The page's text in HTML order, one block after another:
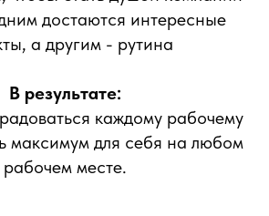
достаются интересные
а другим - рутина
В результате:
каждому рабочему
максимум для себя на любом
рабочем месте.